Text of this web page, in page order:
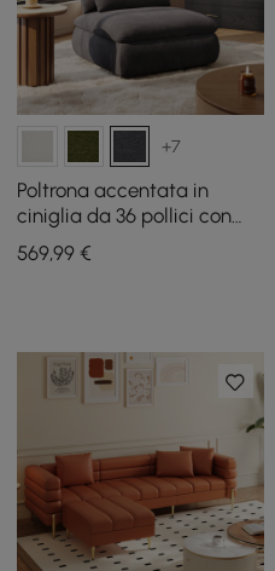
+7
Poltrona accentata in
ciniglia da 36 pollici con
contenitore nascosto e
schienale rimovibile
569,99 €